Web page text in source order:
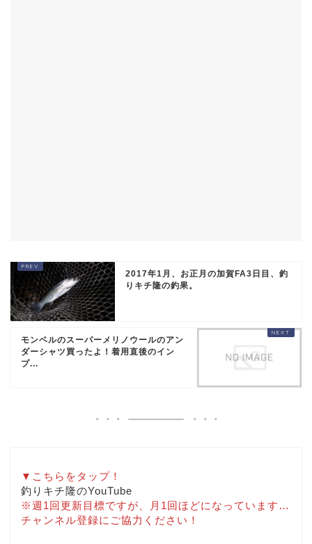
2017年1月、お正月の加賀FA3日目、釣
りキチ隆の釣果。
モンベルのスーパーメリノウールのアン
ダーシャツ買ったよ！着用直後のイン
プ...
▼こちらをタップ！
釣りキチ隆のYouTube
※週1回更新目標ですが、月1回ほどになっています…
チャンネル登録にご協力ください！